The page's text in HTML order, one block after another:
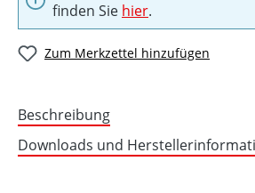
finden Sie hier.
Zum Merkzettel hinzufügen
Beschreibung
Downloads und